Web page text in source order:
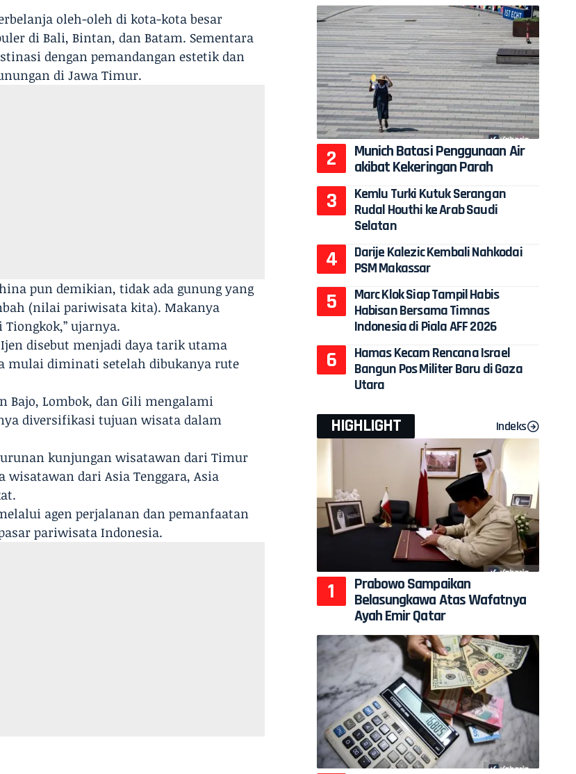
oleh-oleh di kota-kota besar
di Bali, Bintan, dan Batam. Sementara
dengan pemandangan estetik dan
di Jawa Timur.
pun demikian, tidak ada gunung yang
(nilai pariwisata kita). Makanya
ujarnya.
disebut menjadi daya tarik utama
mulai diminati setelah dibukanya rute
Bajo, Lombok, dan Gili mengalami
diversifikasi tujuan wisata dalam
kunjungan wisatawan dari Timur
wisatawan dari Asia Tenggara, Asia
agen perjalanan dan pemanfaatan
pariwisata Indonesia.
Munich Batasi Penggunaan Air
akibat Kekeringan Parah
Kemlu Turki Kutuk Serangan
Rudal Houthi ke Arab Saudi
Selatan
Darije Kalezic Kembali Nahkodai
PSM Makassar
Marc Klok Siap Tampil Habis
Habisan Bersama Timnas
Indonesia di Piala AFF 2026
Hamas Kecam Rencana Israel
Bangun Pos Militer Baru di Gaza
Utara
HIGHLIGHT Indeks
Prabowo Sampaikan
Belasungkawa Atas Wafatnya
Ayah Emir Qatar